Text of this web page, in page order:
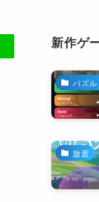
新作ゲ
パズ
放置